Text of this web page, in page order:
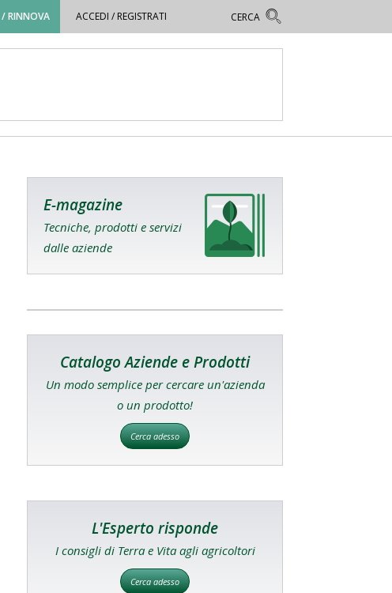
RINNOVA ACCEDI / REGISTRATI
E-magazine
Tecniche, prodotti e servizi
dalle aziende
Catalogo Aziende e Prodotti
Un modo semplice per cercare un'azienda
o un prodotto!
Cerca adesso
L'Esperto risponde
I consigli di Terra e Vita agli agricoltori
Cerca adesso